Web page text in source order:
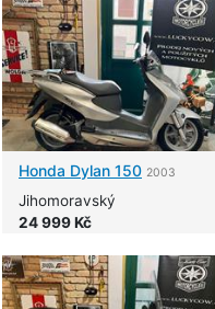
Honda Dylan 150 2003
Jihomoravský
24 999 Kč